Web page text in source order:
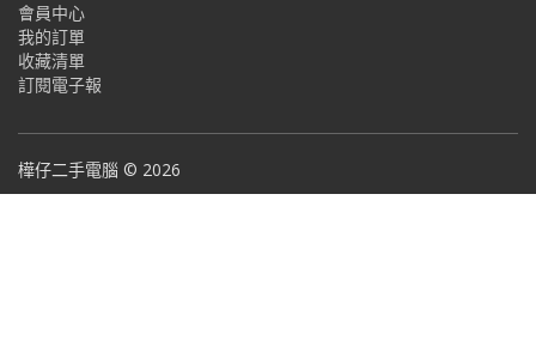
會員中心
我的訂單
收藏清單
訂閱電子報
樺仔二手電腦 © 2026